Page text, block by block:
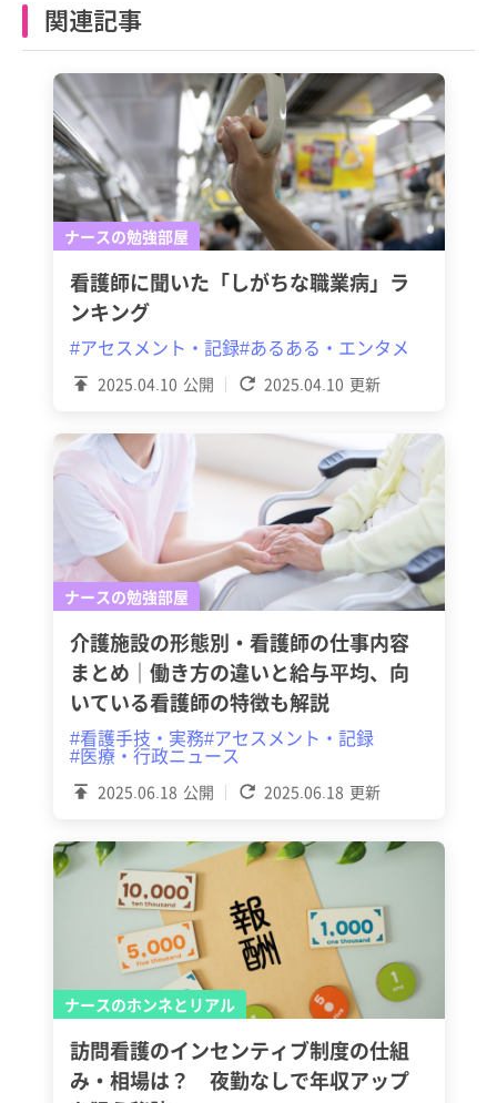
関連記事
ナースの勉強部屋
2025.04.10 公開 2025.04.10 更新
看護師に聞いた「しがちな職業病」ラ
ンキング
#アセスメント・記録#あるある・エンタメ
ナースの勉強部屋
2025.06.18 公開 2025.06.18 更新
介護施設の形態別・看護師の仕事内容
まとめ｜働き方の違いと給与平均、向
いている看護師の特徴も解説
#看護手技・実務#アセスメント・記録
#医療・行政ニュース
ナースのホンネとリアル
訪問看護のインセンティブ制度の仕組
み・相場は？ 夜勤なしで年収アップ